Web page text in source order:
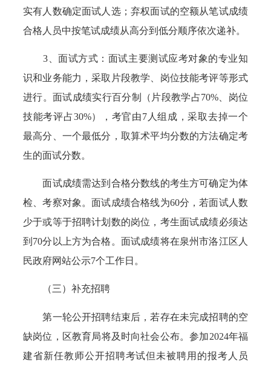
实有人数确定面试人选；弃权面试的空额从笔试成绩
合格人员中按笔试成绩从高分到低分顺序依次递补。
3、面试方式：面试主要测试应考对象的专业知
识和业务能力，采取片段教学、岗位技能考评等形式
进行。面试成绩实行百分制（片段教学占70%、岗位
技能考评占30%），考官由7人组成，采取去掉一个
最高分、一个最低分，取算术平均分数的方法确定考
生的面试分数。
面试成绩需达到合格分数线的考生方可确定为体
检、考察对象。面试成绩合格线为60分，若面试人数
少于或等于招聘计划数的岗位，考生面试成绩必须达
到70分以上方为合格。面试成绩将在泉州市洛江区人
民政府网站公示7个工作日。
（三）补充招聘
第一轮公开招聘结束后，若存在未完成招聘的空
缺岗位，区教育局将及时向社会公布。参加2024年福
建省新任教师公开招聘考试但未被聘用的报考人员